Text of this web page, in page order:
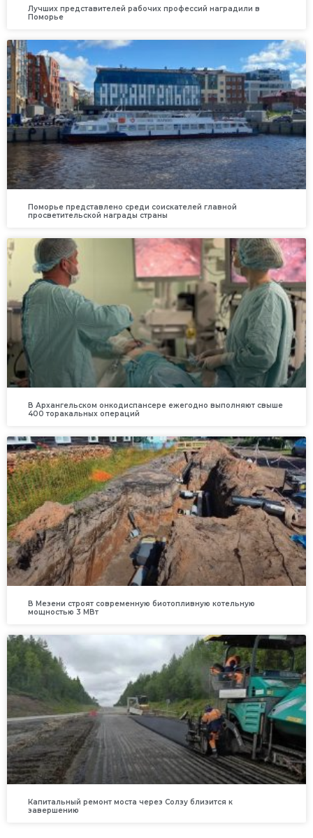
Лучших представителей рабочих профессий наградили в
Поморье
Поморье представлено среди соискателей главной
просветительской награды страны
В Архангельском онкодиспансере ежегодно выполняют свыше
400 торакальных операций
В Мезени строят современную биотопливную котельную
мощностью 3 МВт
Капитальный ремонт моста через Солзу близится к
завершению